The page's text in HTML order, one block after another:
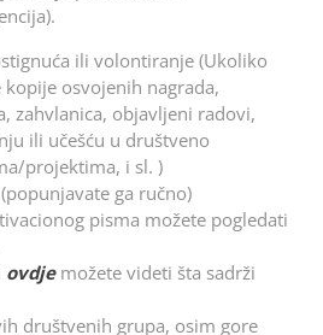
ili volontiranje (Ukoliko
osvojenih nagrada,
zahvlanica, objavljeni radovi,
ili učešću u društveno
projektima, i sl. )
ga ručno)
pisma možete pogledati
ovdjemožete videti šta sadrži
društvenih grupa, osim gore